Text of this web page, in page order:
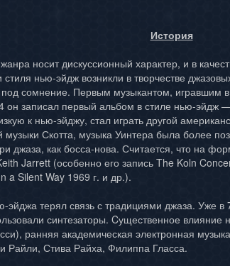
История
носит дискуссионный характер, и в
нью-эйдж возникли в творчестве
сомнение. Первым музыкантом, игравшим
он записал первый альбом в стиле нью-эйдж
к нью-эйджу, стал играть другой
музыки Скотта, музыка Уинтера была более
джаза, как босса-нова. Считается, что на
Jarrett (особенно его запись The Koln
a Silent Way 1969 г. и др.).
терял связь с традициями джаза. Уже
синтезаторы. Cущественное
ранняя академическая электронная
Райли, Стива Райха, Филиппа Гласса.